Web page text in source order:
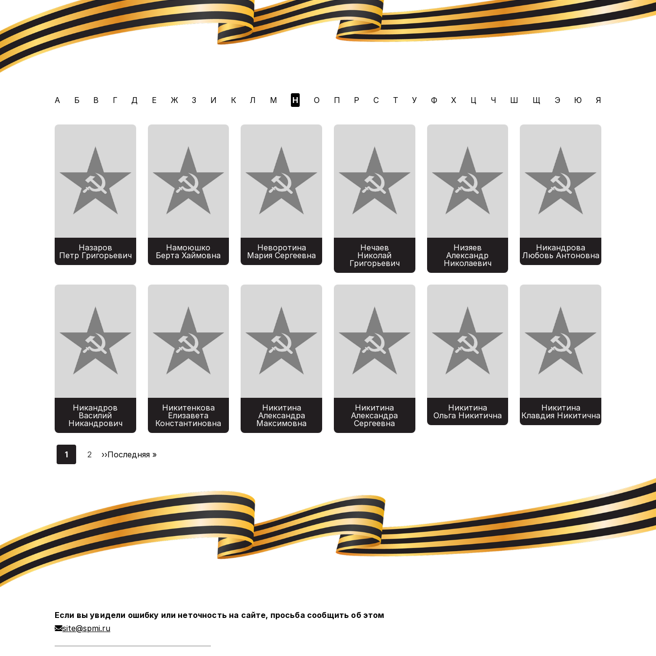
А Б В Г Д Е Ж З И К Л М Н О П Р С Т У Ф Х Ц Ч Ш Щ Э Ю Я
Назаров
Петр Григорьевич
Намоюшко
Берта Хаймовна
Неворотина
Мария Сергеевна
Нечаев
Николай
Григорьевич
Низяев
Александр
Николаевич
Никандрова
Любовь Антоновна
Никандров
Василий
Никандрович
Никитенкова
Елизавета
Константиновна
Никитина
Александра
Максимовна
Никитина
Александра
Сергеевна
Никитина
Ольга Никитична
Никитина
Клавдия Никитична
Нумерация
страниц
Текущая
1
Страница
2
Следующая
››Последняя
Последняя »
Если вы увидели ошибку или неточность на сайте, просьба сообщить об этом
site@spmi.ru